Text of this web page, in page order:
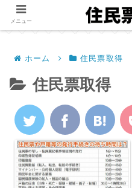
ホーム 住民票取得
住民票取得
メニュー